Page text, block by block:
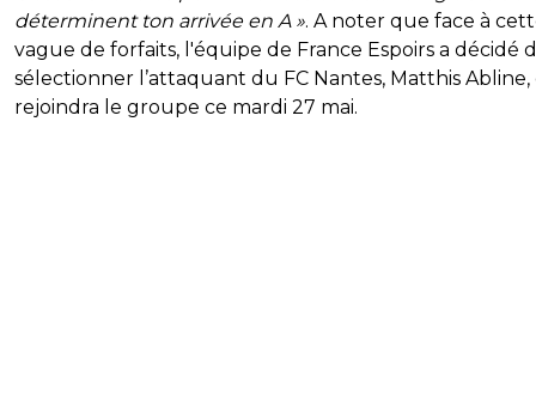
déterminent ton arrivée en A ». A noter que face à
vague de forfaits, l'équipe de France Espoirs a décidé
sélectionner l’attaquant du FC Nantes, Matthis Abline,
rejoindra le groupe ce mardi 27 mai.